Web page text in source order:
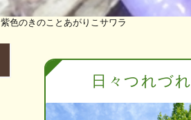
紫色のきのことあがりこサワラ
日々つれづれ